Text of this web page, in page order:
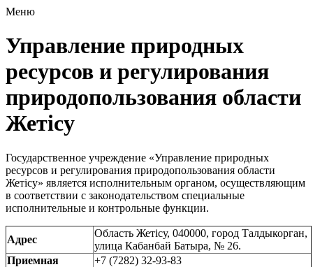
Меню
Управление природных
ресурсов и регулирования
природопользования области
Жетісу
Государственное учреждение «Управление природных
ресурсов и регулирования природопользования области
Жетісу» является исполнительным органом, осуществляющим
в соответствии с законодательством специальные
исполнительные и контрольные функции.
Адрес
Область Жетісу, 040000, город Талдыкорган,
улица Кабанбай Батыра, № 26.
Приемная
+7 (7282) 32-93-83